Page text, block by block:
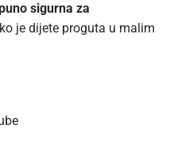
sigurna za
je dijete proguta u malim